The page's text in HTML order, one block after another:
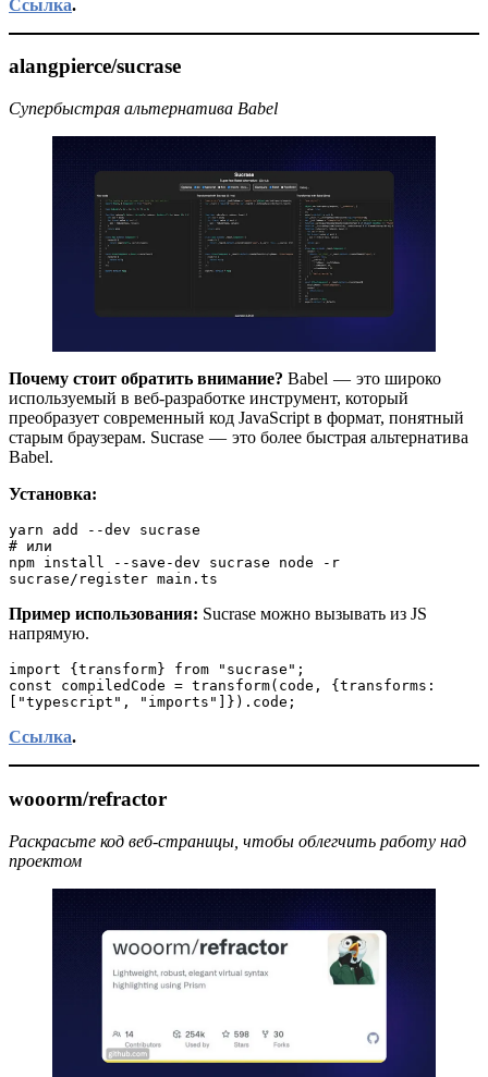
Ссылка.
alangpierce/sucrase
Супербыстрая альтернатива Babel
Почему стоит обратить внимание? Babel — это широко
используемый в веб-разработке инструмент, который
преобразует современный код JavaScript в формат, понятный
старым браузерам. Sucrase — это более быстрая альтернатива
Babel.
Установка:
yarn add --dev sucrase
# или
npm install --save-dev sucrase node -r
sucrase/register main.ts
Пример использования: Sucrase можно вызывать из JS
напрямую.
import {transform} from "sucrase";
const compiledCode = transform(code, {transforms:
["typescript", "imports"]}).code;
Ссылка.
wooorm/refractor
Раскрасьте код веб-страницы, чтобы облегчить работу над
проектом